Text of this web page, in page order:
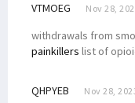
VTMOEG Nov 28,
withdrawals from
painkillers list of
QHPYEB Nov 28,